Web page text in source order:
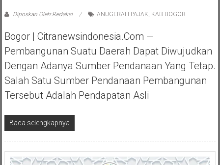
Diposkan Oleh:Redaksi ANUGERAH PAJAK, KAB BOGOR
Bogor | Citranewsindonesia.com —
Pembangunan Suatu Daerah Dapat Diwujudkan
Dengan Adanya Sumber Pendanaan Yang Tetap.
Salah Satu Sumber Pendanaan Pembangunan
Tersebut Adalah Pendapatan Asli
Baca selengkapnya